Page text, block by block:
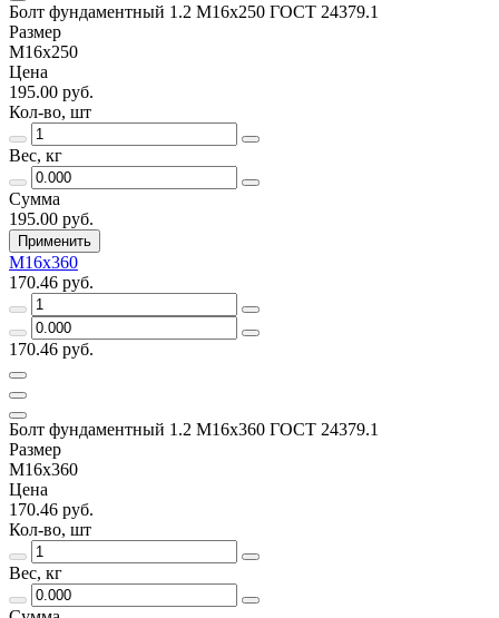
Болт фундаментный 1.2 М16х250 ГОСТ 24379.1
Размер
М16х250
Цена
195.00 руб.
Кол-во, шт
Вес, кг
Сумма
195.00 руб.
Применить
М16х360
170.46 руб.
170.46 руб.
Болт фундаментный 1.2 М16х360 ГОСТ 24379.1
Размер
М16х360
Цена
170.46 руб.
Кол-во, шт
Вес, кг